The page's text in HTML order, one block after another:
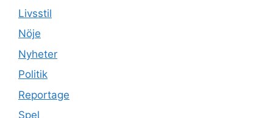
Livsstil
Nöje
Nyheter
Politik
Reportage
Spel